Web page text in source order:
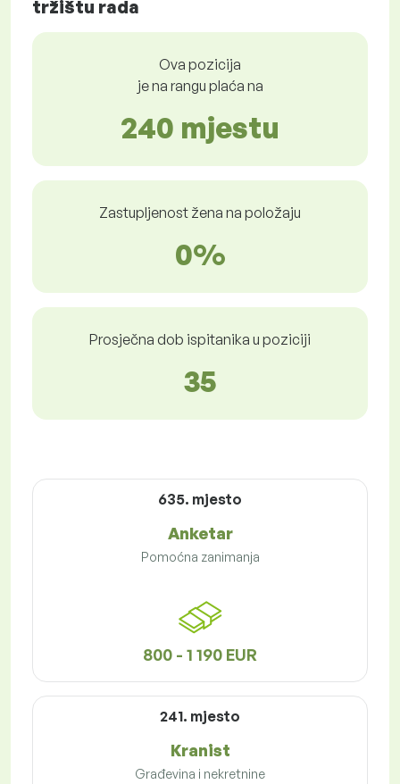
tržištu rada
Ova pozicija
je na rangu plaća na
240 mjestu
Zastupljenost žena na položaju
0%
Prosječna dob ispitanika u poziciji
35
635. mjesto
Anketar
Pomoćna zanimanja
800 - 1 190 EUR
241. mjesto
Kranist
Građevina i nekretnine